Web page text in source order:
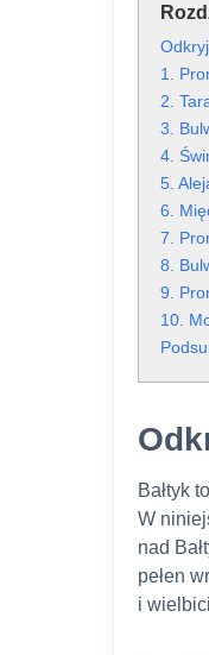
1.
2.
3.
4.
5.
6.
7.
8.
9.
10.
Bałtyk
W
nad
pełen
i